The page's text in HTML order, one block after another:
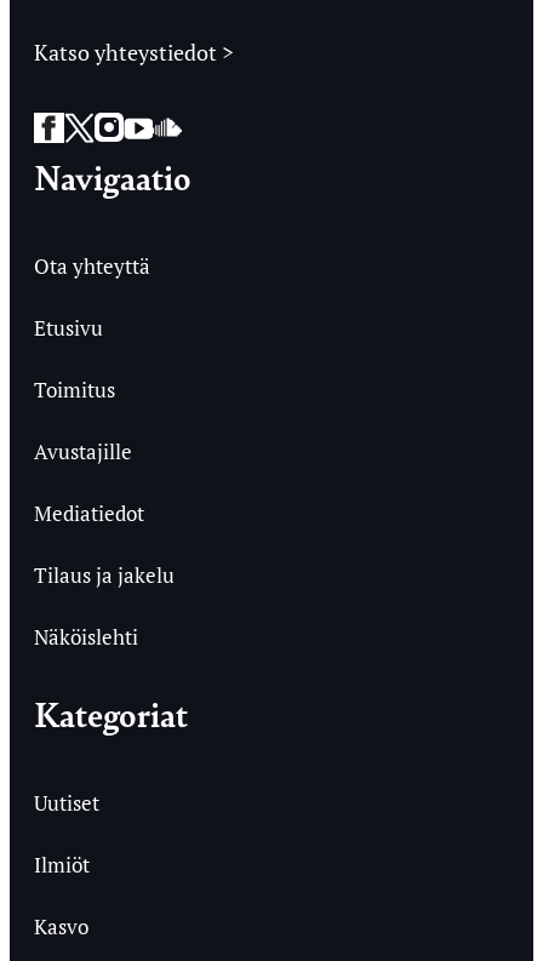
Katso yhteystiedot >
Facebook
Twitter
Instagram
YouTube
SoundCloud
Navigaatio
Ota yhteyttä
Etusivu
Toimitus
Avustajille
Mediatiedot
Tilaus ja jakelu
Näköislehti
Kategoriat
Uutiset
Ilmiöt
Kasvo